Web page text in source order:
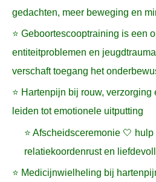
gedachten, meer beweging en
⭐ Geboortescooptraining is een
entiteitproblemen en
verschaft toegang het
⭐ Hartenpijn bij rouw,
leiden tot emotionele uitputting
⭐ Afscheidsceremonie 🤍
relatiekoordenrust en
⭐ Medicijnwielheling bij